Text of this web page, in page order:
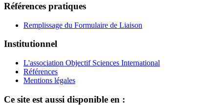
Références pratiques
Remplissage du Formulaire de Liaison
Institutionnel
L'association Objectif Sciences International
Références
Mentions légales
Ce site est aussi disponible en :